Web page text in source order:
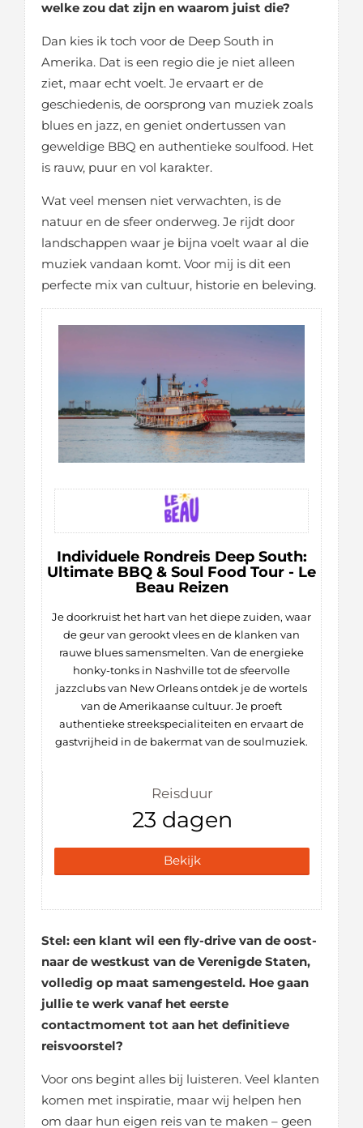
welke zou dat zijn en waarom juist die?
Dan kies ik toch voor de Deep South in
Amerika. Dat is een regio die je niet alleen
ziet, maar echt voelt. Je ervaart er de
geschiedenis, de oorsprong van muziek zoals
blues en jazz, en geniet ondertussen van
geweldige BBQ en authentieke soulfood. Het
is rauw, puur en vol karakter.
Wat veel mensen niet verwachten, is de
natuur en de sfeer onderweg. Je rijdt door
landschappen waar je bijna voelt waar al die
muziek vandaan komt. Voor mij is dit een
perfecte mix van cultuur, historie en beleving.
Individuele Rondreis Deep South:
Ultimate BBQ & Soul Food Tour - Le
Beau Reizen
Je doorkruist het hart van het diepe zuiden, waar
de geur van gerookt vlees en de klanken van
rauwe blues samensmelten. Van de energieke
honky-tonks in Nashville tot de sfeervolle
jazzclubs van New Orleans ontdek je de wortels
van de Amerikaanse cultuur. Je proeft
authentieke streekspecialiteiten en ervaart de
gastvrijheid in de bakermat van de soulmuziek.
Reisduur
23 dagen
Bekijk
Stel: een klant wil een fly-drive van de oost-
naar de westkust van de Verenigde Staten,
volledig op maat samengesteld. Hoe gaan
jullie te werk vanaf het eerste
contactmoment tot aan het definitieve
reisvoorstel?
Voor ons begint alles bij luisteren. Veel klanten
komen met inspiratie, maar wij helpen hen
om daar hun eigen reis van te maken – geen